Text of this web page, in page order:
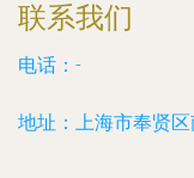
联系我们
电话：-
地址：上海市奉贤